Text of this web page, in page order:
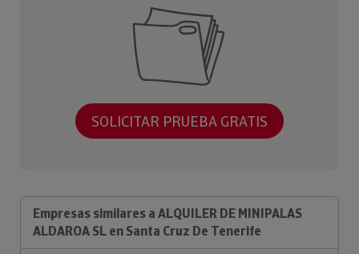
SOLICITAR PRUEBA GRATIS
Empresas similares a ALQUILER DE MINIPALAS
ALDAROA SL en Santa Cruz De Tenerife